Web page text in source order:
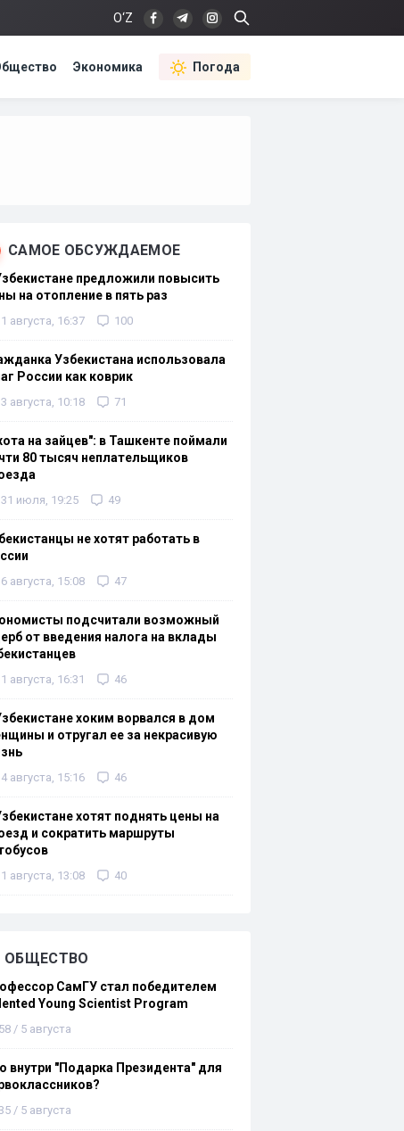
O‘Z
Экономика Погода
САМОЕ ОБСУЖДАЕМОЕ
предложили повысить
на отопление в пять раз
1 августа, 16:37 100
Узбекистана использовала
России как коврик
3 августа, 10:18 71
на зайцев": в Ташкенте поймали
80 тысяч неплательщиков
31 июля, 19:25 49
не хотят работать в
6 августа, 15:08 47
подсчитали возможный
от введения налога на вклады
1 августа, 16:31 46
хоким ворвался в дом
и отругал ее за некрасивую
4 августа, 15:16 46
хотят поднять цены на
и сократить маршруты
1 августа, 13:08 40
ОБЩЕСТВО
СамГУ стал победителем
Young Scientist Program
/ 5 августа
внутри "Подарка Президента" для
/ 5 августа